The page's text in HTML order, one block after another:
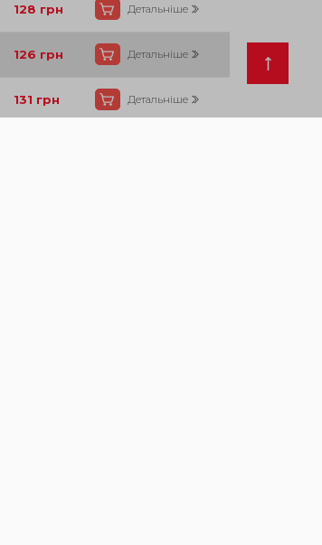
128 грн Детальніше
126 грн Детальніше
131 грн Детальніше